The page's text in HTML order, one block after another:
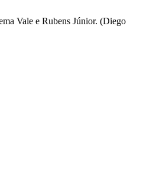
Vale e Rubens Júnior. (Diego